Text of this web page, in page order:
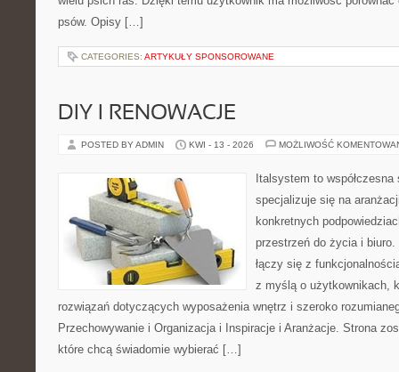
psów. Opisy […]
CATEGORIES: ARTYKUŁY SPONSOROWANE
DIY I RENOWACJE
POSTED BY ADMIN KWI - 13 - 2026 MOŻLIWOŚĆ
Italsystem to
specjalizuje się na
konkretnych
przestrzeń do życia i
łączy się z
z myślą o użytkownikach,
rozwiązań dotyczących wyposażenia wnętrz i szeroko
Przechowywanie i Organizacja i Inspiracje i Aranżacje. Strona
które chcą świadomie wybierać […]